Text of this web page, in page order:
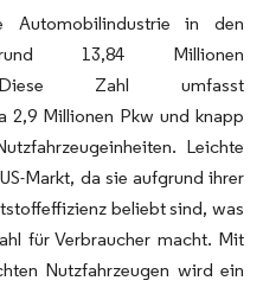
in den
13,84 Millionen
Diese Zahl umfasst
2,9 Millionen Pkw und knapp
Leichte
Markt, da sie aufgrund ihrer
beliebt sind, was
für Verbraucher macht. Mit
Nutzfahrzeugen wird ein